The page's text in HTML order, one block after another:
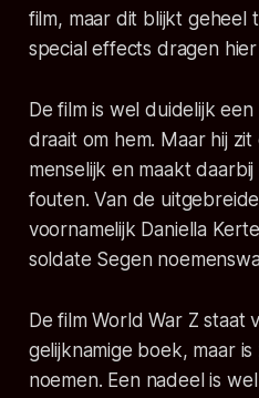
film, maar dit blijkt geheel
special effects dragen
De film is wel duidelijk
draait om hem. Maar hij
menselijk en maakt
fouten. Van de
voornamelijk Daniella
soldate Segen
De film World War Z staat
gelijknamige boek, maar
noemen. Een nadeel is